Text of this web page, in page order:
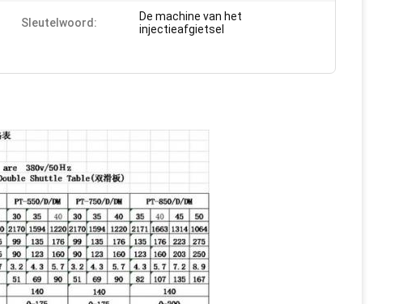
Sleutelwoord:
De machine van het
injectieafgietsel